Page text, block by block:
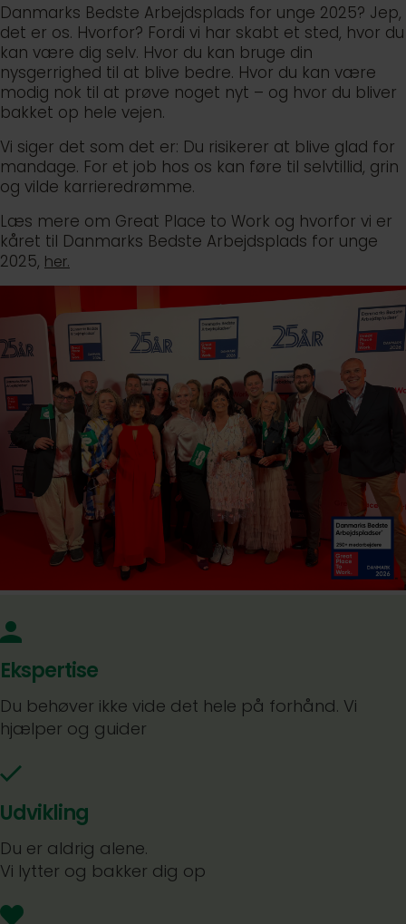
Danmarks Bedste Arbejdsplads for unge 2025? Jep,
det er os. Hvorfor? Fordi vi har skabt et sted, hvor du
kan være dig selv. Hvor du kan bruge din
nysgerrighed til at blive bedre. Hvor du kan være
modig nok til at prøve noget nyt – og hvor du bliver
bakket op hele vejen.
Vi siger det som det er: Du risikerer at blive glad for
mandage. For et job hos os kan føre til selvtillid, grin
og vilde karrieredrømme.
Læs mere om Great Place to Work og hvorfor vi er
kåret til Danmarks Bedste Arbejdsplads for unge
2025, her.
Ekspertise
Du behøver ikke vide det hele på forhånd. Vi
hjælper og guider
Udvikling
Du er aldrig alene.
Vi lytter og bakker dig op